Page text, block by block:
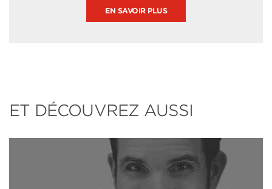
EN SAVOIR PLUS
ET DÉCOUVREZ AUSSI